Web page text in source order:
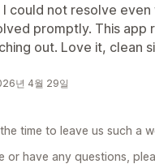
could not resolve even
promptly. This app
out. Love it, clean
년 4월 29일
time to leave us such a
or have any questions,